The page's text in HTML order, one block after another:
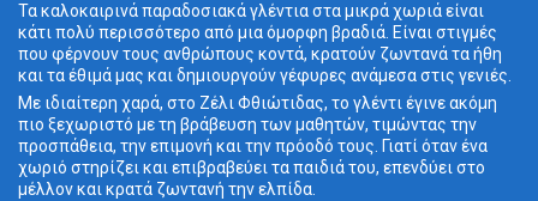
Τα καλοκαιρινά παραδοσιακά γλέντια στα μικρά χωριά είναι
κάτι πολύ περισσότερο από μια όμορφη βραδιά. Είναι στιγμές
που φέρνουν τους ανθρώπους κοντά, κρατούν ζωντανά τα ήθη
και τα έθιμά μας και δημιουργούν γέφυρες ανάμεσα στις γενιές.
Με ιδιαίτερη χαρά, στο Ζέλι Φθιώτιδας, το γλέντι έγινε ακόμη
πιο ξεχωριστό με τη βράβευση των μαθητών, τιμώντας την
προσπάθεια, την επιμονή και την πρόοδό τους. Γιατί όταν ένα
χωριό στηρίζει και επιβραβεύει τα παιδιά του, επενδύει στο
μέλλον και κρατά ζωντανή την ελπίδα.